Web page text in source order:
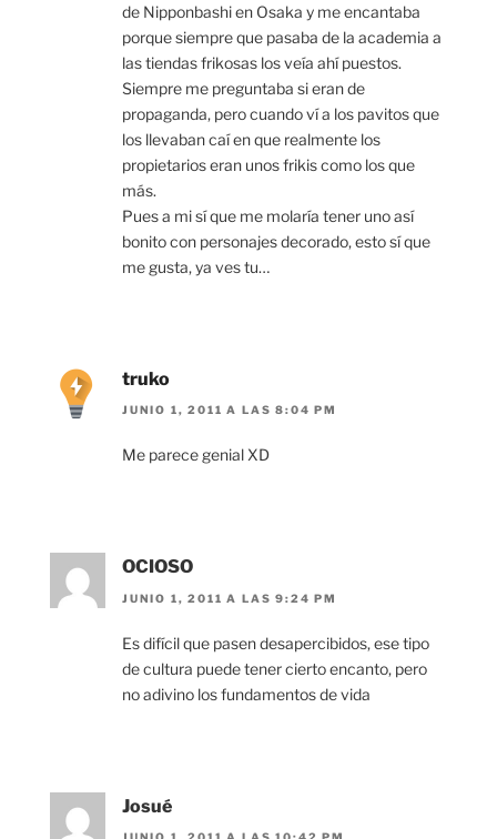
de Nipponbashi en Osaka y me encantaba
porque siempre que pasaba de la academia a
las tiendas frikosas los veía ahí puestos.
Siempre me preguntaba si eran de
propaganda, pero cuando ví a los pavitos que
los llevaban caí en que realmente los
propietarios eran unos frikis como los que
más.
Pues a mi sí que me molaría tener uno así
bonito con personajes decorado, esto sí que
me gusta, ya ves tu…
truko
JUNIO 1, 2011 A LAS 8:04 PM
Me parece genial XD
OCIOSO
JUNIO 1, 2011 A LAS 9:24 PM
Es difícil que pasen desapercibidos, ese tipo
de cultura puede tener cierto encanto, pero
no adivino los fundamentos de vida
Josué